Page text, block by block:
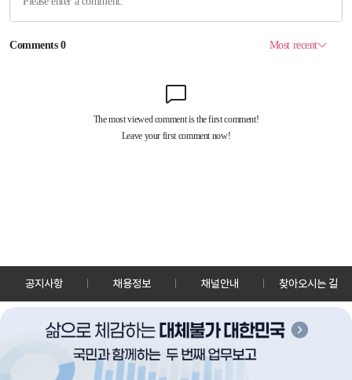
공지사항 채용정보 채널안내 찾아오시는 길
30128 세종특별자치시 정부2청사로 13 한국정책방송원 KTV
TEL: 044-204-8000
Copyrightⓒ KTV 국민방송 All Rights Reserved.
PC버전 앱 다운로드